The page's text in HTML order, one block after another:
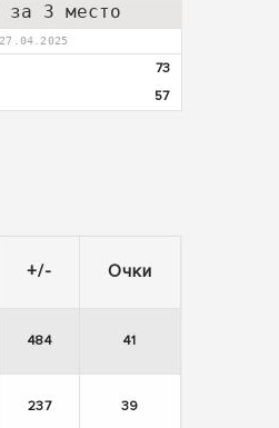
за 3 место
73
57
+/- Очки
484 41
237 39